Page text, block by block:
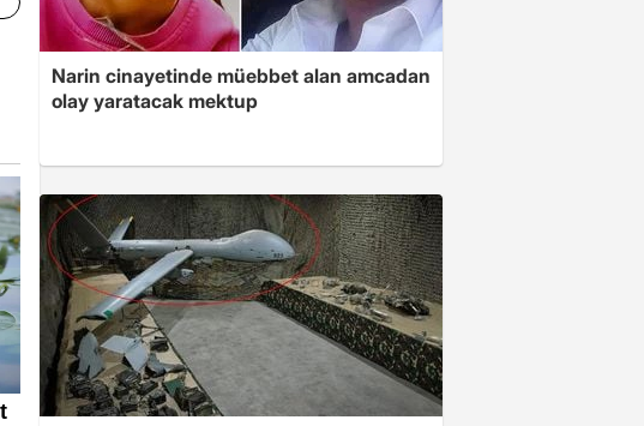
Narin cinayetinde müebbet alan amcadan
olay yaratacak mektup